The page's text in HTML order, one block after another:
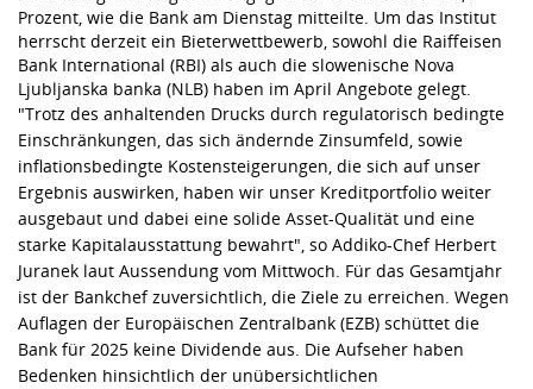
Prozent, wie die Bank am Dienstag mitteilte. Um das Institut
herrscht derzeit ein Bieterwettbewerb, sowohl die Raiffeisen
Bank International (RBI) als auch die slowenische Nova
Ljubljanska banka (NLB) haben im April Angebote gelegt.
"Trotz des anhaltenden Drucks durch regulatorisch bedingte
Einschränkungen, das sich ändernde Zinsumfeld, sowie
inflationsbedingte Kostensteigerungen, die sich auf unser
Ergebnis auswirken, haben wir unser Kreditportfolio weiter
ausgebaut und dabei eine solide Asset-Qualität und eine
starke Kapitalausstattung bewahrt", so Addiko-Chef Herbert
Juranek laut Aussendung vom Mittwoch. Für das Gesamtjahr
ist der Bankchef zuversichtlich, die Ziele zu erreichen. Wegen
Auflagen der Europäischen Zentralbank (EZB) schüttet die
Bank für 2025 keine Dividende aus. Die Aufseher haben
Bedenken hinsichtlich der unübersichtlichen